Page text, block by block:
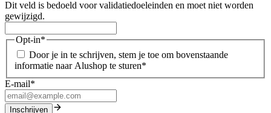
Dit veld is bedoeld voor validatiedoeleinden en moet niet worden
gewijzigd.
Opt-in*
Door je in te schrijven, stem je toe om bovenstaande
informatie naar Alushop te sturen*
E-mail*